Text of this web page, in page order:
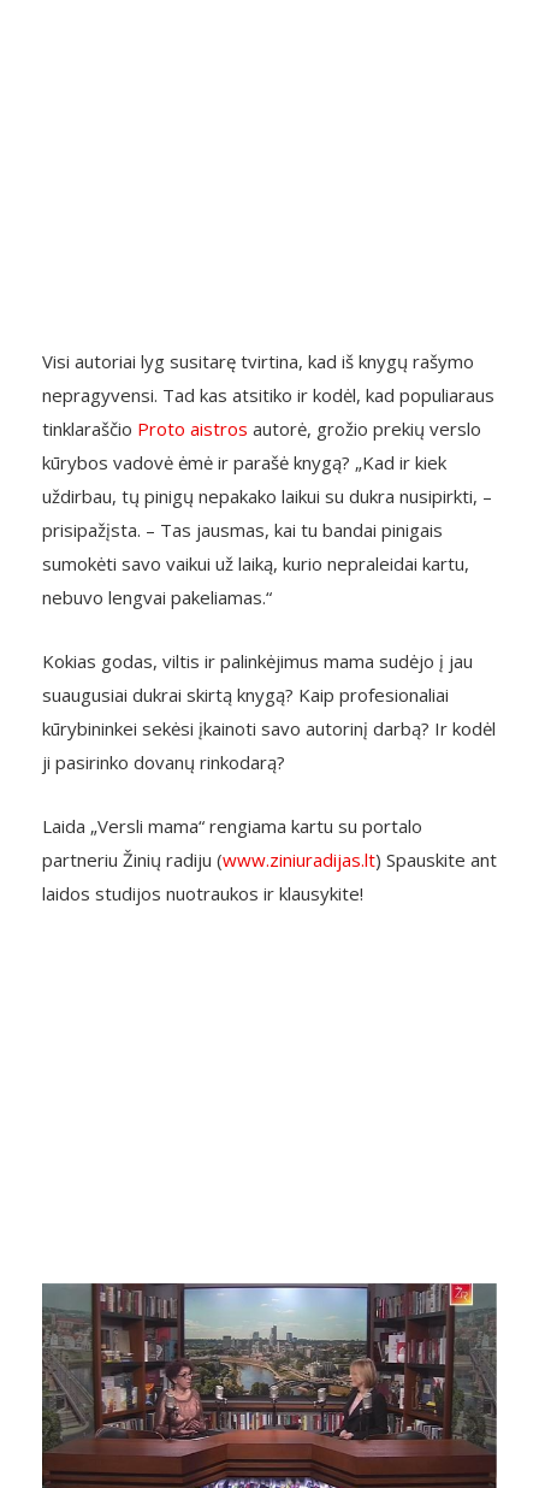
Visi autoriai lyg susitarę tvirtina, kad iš knygų rašymo
nepragyvensi. Tad kas atsitiko ir kodėl, kad populiaraus
tinklaraščio Proto aistros autorė, grožio prekių verslo
kūrybos vadovė ėmė ir parašė knygą? „Kad ir kiek
uždirbau, tų pinigų nepakako laikui su dukra nusipirkti, –
prisipažįsta. – Tas jausmas, kai tu bandai pinigais
sumokėti savo vaikui už laiką, kurio nepraleidai kartu,
nebuvo lengvai pakeliamas.“
Kokias godas, viltis ir palinkėjimus mama sudėjo į jau
suaugusiai dukrai skirtą knygą? Kaip profesionaliai
kūrybininkei sekėsi įkainoti savo autorinį darbą? Ir kodėl
ji pasirinko dovanų rinkodarą?
Laida „Versli mama“ rengiama kartu su portalo
partneriu Žinių radiju (www.ziniuradijas.lt) Spauskite ant
laidos studijos nuotraukos ir klausykite!